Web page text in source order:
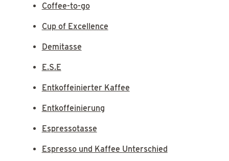
Coffee-to-go
Cup of Excellence
Demitasse
E.S.E
Entkoffeinierter Kaffee
Entkoffeinierung
Espressotasse
Espresso und Kaffee Unterschied